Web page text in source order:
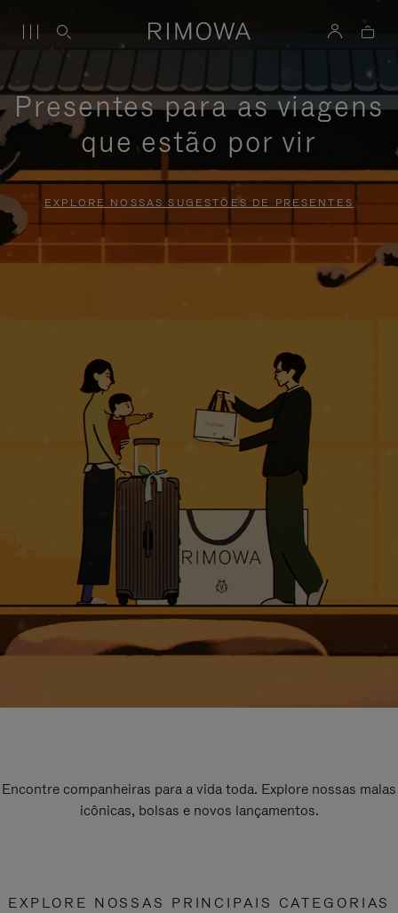
Presentes para as viagens
que estão por vir
EXPLORE NOSSAS SUGESTÕES DE PRESENTES
Encontre companheiras para a vida toda. Explore nossas malas
icônicas, bolsas e novos lançamentos.
EXPLORE NOSSAS PRINCIPAIS CATEGORIAS